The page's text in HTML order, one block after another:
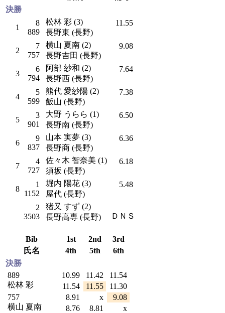
決勝
1
8
889
松林 彩 (3)
長野東 (長野)
11.55
2
7
757
横山 夏南 (2)
長野吉田 (長野)
9.08
3
6
794
阿部 紗和 (2)
長野西 (長野)
7.64
4
5
599
熊代 愛紗陽 (2)
飯山 (長野)
7.38
5
3
901
大野 うらら (1)
長野南 (長野)
6.50
6
9
837
山本 実夢 (3)
長野商 (長野)
6.36
7
4
727
佐々木 智奈美 (1)
須坂 (長野)
6.18
8
1
1152
堀内 陽花 (3)
屋代 (長野)
5.48
2
3503
猪又 すず (2)
長野高専 (長野)
ＤＮＳ
Bib 1st 2nd
3rd
氏名
4th 5th
6th
決勝
889
松林 彩
10.99 11.42
11.54
11.54
11.55
11.30
757
横山 夏南
8.91 x
9.08
8.76
8.81
x